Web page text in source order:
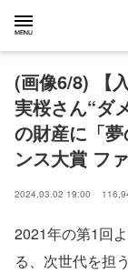
(画像6/8) 【
実桜さん“ダ
の財産に「
ンス大賞 フ
2024.03.02 19:00
2021年の第1回
る、次世代を担